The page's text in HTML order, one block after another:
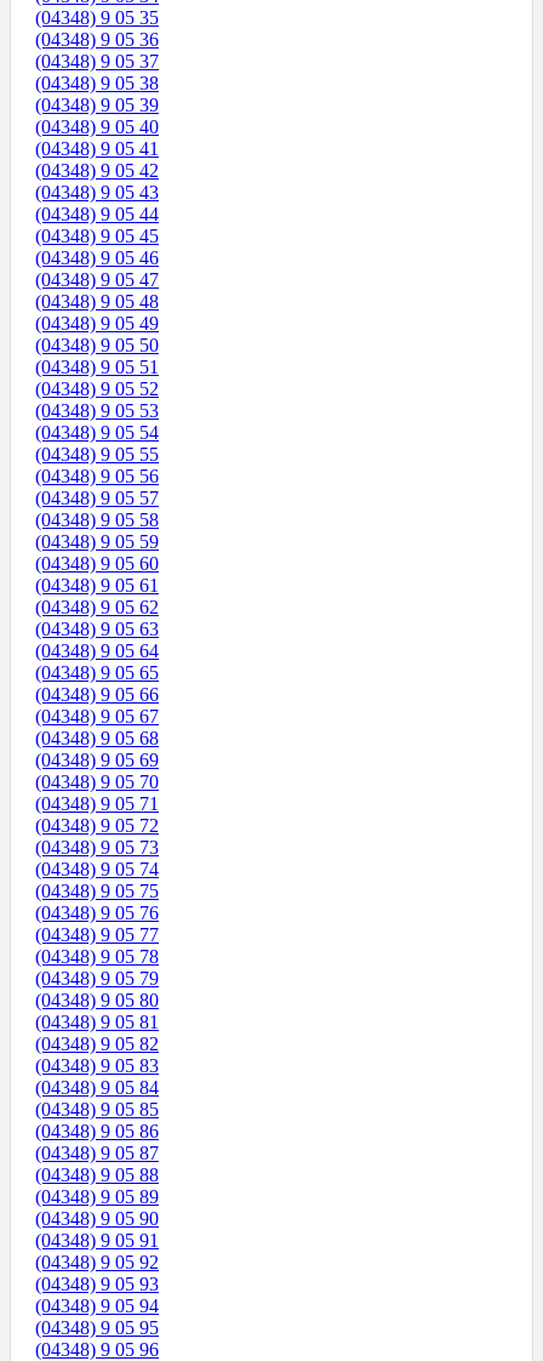
(04348) 9 05 35
(04348) 9 05 36
(04348) 9 05 37
(04348) 9 05 38
(04348) 9 05 39
(04348) 9 05 40
(04348) 9 05 41
(04348) 9 05 42
(04348) 9 05 43
(04348) 9 05 44
(04348) 9 05 45
(04348) 9 05 46
(04348) 9 05 47
(04348) 9 05 48
(04348) 9 05 49
(04348) 9 05 50
(04348) 9 05 51
(04348) 9 05 52
(04348) 9 05 53
(04348) 9 05 54
(04348) 9 05 55
(04348) 9 05 56
(04348) 9 05 57
(04348) 9 05 58
(04348) 9 05 59
(04348) 9 05 60
(04348) 9 05 61
(04348) 9 05 62
(04348) 9 05 63
(04348) 9 05 64
(04348) 9 05 65
(04348) 9 05 66
(04348) 9 05 67
(04348) 9 05 68
(04348) 9 05 69
(04348) 9 05 70
(04348) 9 05 71
(04348) 9 05 72
(04348) 9 05 73
(04348) 9 05 74
(04348) 9 05 75
(04348) 9 05 76
(04348) 9 05 77
(04348) 9 05 78
(04348) 9 05 79
(04348) 9 05 80
(04348) 9 05 81
(04348) 9 05 82
(04348) 9 05 83
(04348) 9 05 84
(04348) 9 05 85
(04348) 9 05 86
(04348) 9 05 87
(04348) 9 05 88
(04348) 9 05 89
(04348) 9 05 90
(04348) 9 05 91
(04348) 9 05 92
(04348) 9 05 93
(04348) 9 05 94
(04348) 9 05 95
(04348) 9 05 96